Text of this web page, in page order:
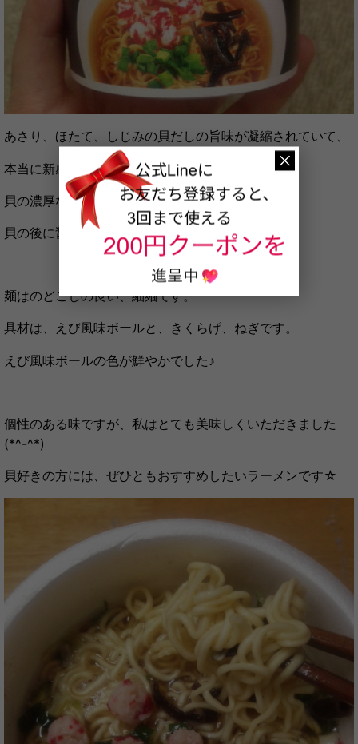
あさり、ほたて、しじみの貝だしの旨味が凝縮されていて、
本当に新感覚の醤油ラーメンでした。
貝の濃厚な旨味が抜群に活かされていて、
貝の後に醤油がふんわりと香ります。
麺はのどごしの良い、細麺です。
具材は、えび風味ボールと、きくらげ、ねぎです。
えび風味ボールの色が鮮やかでした♪
個性のある味ですが、私はとても美味しくいただきました
(*^-^*)
貝好きの方には、ぜひともおすすめしたいラーメンです☆